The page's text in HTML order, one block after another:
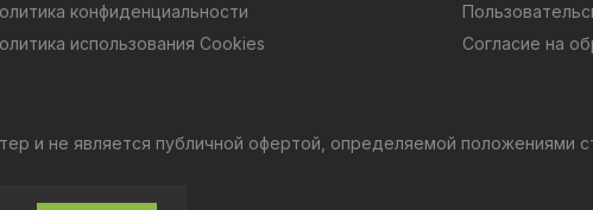
и не является публичной офертой, определяемой положениями
использования Cookies Согласие на
конфиденциальности